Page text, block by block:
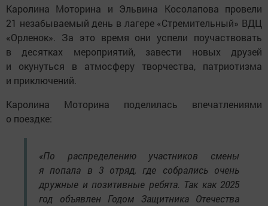
Каролина Моторина и Эльвина Косолапова провели
21 незабываемый день в лагере «Стремительный» ВДЦ
«Орленок». За это время они успели поучаствовать
в десятках мероприятий, завести новых друзей
и окунуться в атмосферу творчества, патриотизма
и приключений.
Каролина Моторина поделилась впечатлениями
о поездке:
«По распределению участников смены
я попала в 3 отряд, где собрались очень
дружные и позитивные ребята. Так как 2025
год объявлен Годом Защитника Отечества